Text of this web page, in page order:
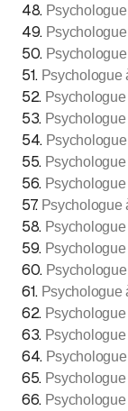
48.
49.
50.
51. Psychologue
52.
53.
54.
55.
56.
57. Psychologue
58.
59.
60.
61. Psychologue
62.
63.
64.
65.
66.